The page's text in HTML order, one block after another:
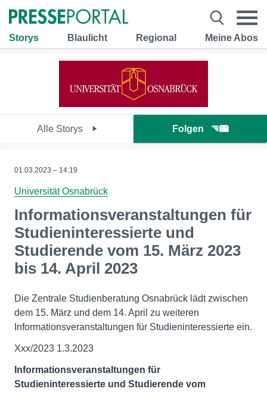
Storys Blaulicht Regional Meine Abos
Alle Storys Folgen
01.03.2023 – 14:19
Universität Osnabrück
Informationsveranstaltungen für
Studieninteressierte und
Studierende vom 15. März 2023
bis 14. April 2023
Die Zentrale Studienberatung Osnabrück lädt zwischen
dem 15. März und dem 14. April zu weiteren
Informationsveranstaltungen für Studieninteressierte ein.
Xxx/2023 1.3.2023
Informationsveranstaltungen für
Studieninteressierte und Studierende vom